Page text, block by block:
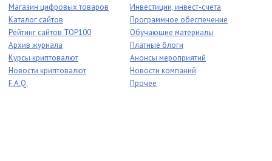
Магазин цифровых товаров
Каталог сайтов
Рейтинг сайтов TOP100
Архив журнала
Курсы криптовалют
Новости криптовалют
F.A.Q.
Инвестиции, инвест-счета
Программное обеспечение
Обучающие материалы
Платные блоги
Анонсы мероприятий
Новости компаний
Прочее